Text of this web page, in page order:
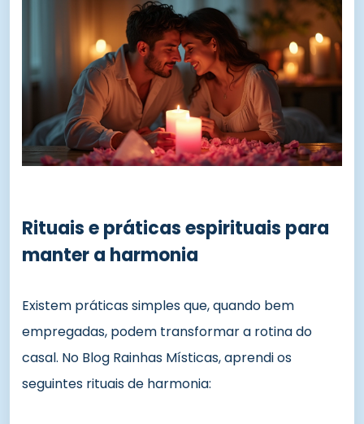
Rituais e práticas espirituais para
manter a harmonia
Existem práticas simples que, quando bem
empregadas, podem transformar a rotina do
casal. No Blog Rainhas Místicas, aprendi os
seguintes rituais de harmonia: